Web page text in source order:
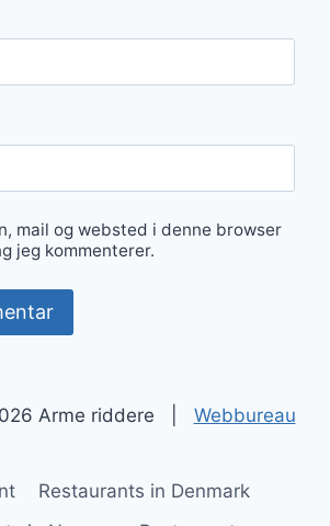
mail og websted i denne browser
jeg kommenterer.
Arme riddere | Webbureau
Restaurants in Denmark